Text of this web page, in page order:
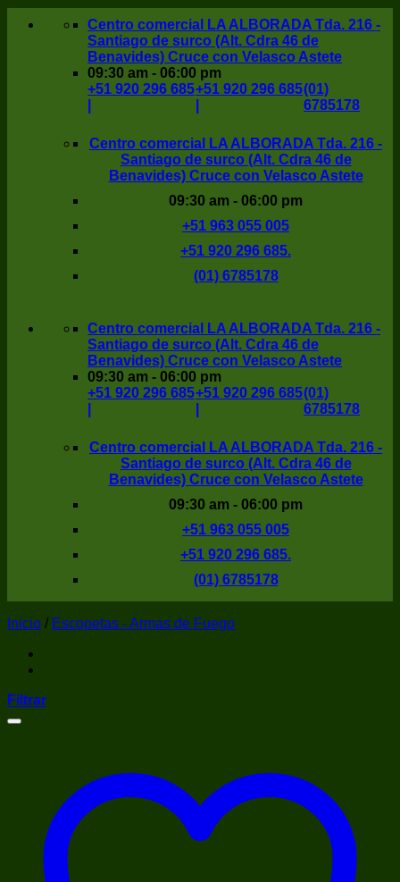
Centro comercial LA ALBORADA Tda. 216 -
Santiago de surco (Alt. Cdra 46 de
Benavides) Cruce con Velasco Astete
09:30 am - 06:00 pm
+51 920 296 685+51 920 296 685(01)
6785178
Centro comercial LA ALBORADA Tda. 216 -
Santiago de surco (Alt. Cdra 46 de
Benavides) Cruce con Velasco Astete
09:30 am - 06:00 pm
+51 963 055 005
+51 920 296 685.
(01) 6785178
Centro comercial LA ALBORADA Tda. 216 -
Santiago de surco (Alt. Cdra 46 de
Benavides) Cruce con Velasco Astete
09:30 am - 06:00 pm
+51 920 296 685+51 920 296 685(01)
6785178
Centro comercial LA ALBORADA Tda. 216 -
Santiago de surco (Alt. Cdra 46 de
Benavides) Cruce con Velasco Astete
09:30 am - 06:00 pm
+51 963 055 005
+51 920 296 685.
(01) 6785178
Inicio / Escopetas - Armas de Fuego
Filtrar